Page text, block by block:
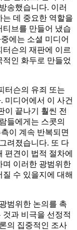
송했습니다. 이러
데 중요한 역할을
브를 만들어 냈습
에는 소셜 미디어
슨의 재판에 이르
인 화두로 만들었
터슨의 유죄 또는
미디어에서 이 사건
이 끝나기 훨씬 전
들에게는 스콧의
이 계속 반복되면
려졌습니다. 또 다
편견이 법적 절차에
며 이러한 광범위한
수 있을지에 대해
범위한 논의를 촉
과 비극을 선정적
의 집중적인 조사